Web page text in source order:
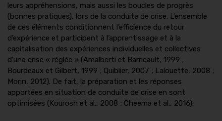
leurs appréhensions, mais aussi les boucles de progrès
(bonnes pratiques), lors de la conduite de crise. L’ensemble
de ces éléments conditionnent l’efficience du retour
d’expérience et participent à l’apprentissage et à la
capitalisation des expériences individuelles et collectives
d’une crise « réglée » (Amalberti et Barricault, 1999 ;
Bourdeaux et Gilbert, 1999 ; Quiblier, 2007 ; Lalouette, 2008 ;
Morin, 2012). De fait, la préparation et les réponses
apportées en situation de conduite de crise en sont
optimisées (Kourosh et al., 2008 ; Cheema et al., 2016).